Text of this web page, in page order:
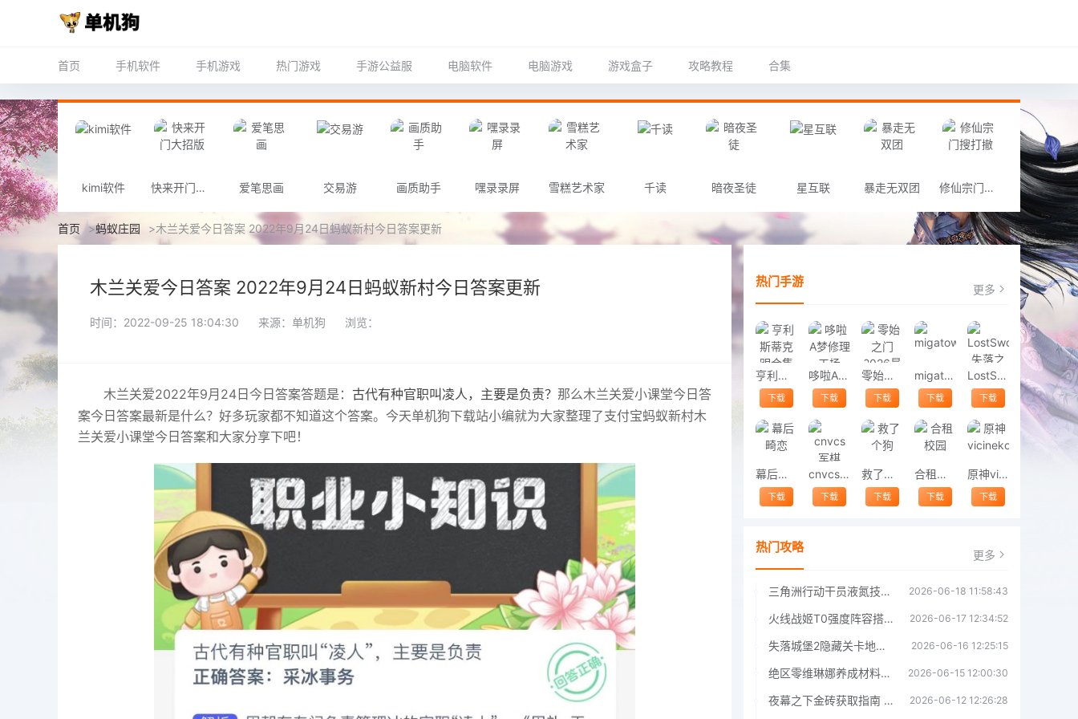
首页 手机软件 手机游戏 热门游戏 手游公益服 电脑软件 电脑游戏 游戏盒子 攻略教程 合集
kimi软件 快来开门大招版 爱笔思画 交易游 画质助手 嘿录录屏 雪糕艺术家 千读 暗夜圣徒 星互联 暴走无双团 修仙宗门搜打撤
首页 >蚂蚁庄园 >木兰关爱今日答案 2022年9月24日蚂蚁新村今日答案更新
木兰关爱今日答案 2022年9月24日蚂蚁新村今日答案更新
时间：2022-09-25 18:04:30 来源：单机狗 浏览：
木兰关爱2022年9月24日今日答案答题是： 古代有种官职叫凌人，主要是负责？ 那么木兰关爱小课堂今日答
案今日答案最新是什么？好多玩家都不知道这个答案。今天单机狗下载站小编就为大家整理了支付宝蚂蚁新村木
兰关爱小课堂今日答案和大家分享下吧！
热门手游 更多
亨利斯蒂克明合集
下载
哆啦A梦修理工场
下载
零始之门2026最新版
下载
migatowemyworld1.68
下载
LostSword失落之剑
下载
幕后畸恋
下载
cnvcs军棋
下载
救了个狗
下载
合租校园
下载
原神vicineko
下载
热门攻略 更多
三角洲行动干员液氮技能效果详解 三角洲行动干员液氮技能介绍 2026-06-18 11:58:43
火线战姬T0强度阵容搭配推荐 火线战姬T0强度阵容哪个好 2026-06-17 12:34:52
失落城堡2隐藏关卡地图解锁指南 2026-06-16 12:25:15
绝区零维琳娜养成材料汇总指南 2026-06-15 12:00:30
夜幕之下金砖获取指南 夜幕之下金砖获取方法 2026-06-12 12:26:28